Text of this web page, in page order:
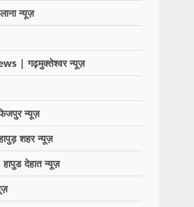
न्यूज़
| गढ़मुक्तेश्वर न्यूज़
न्यूज़
शहर न्यूज़
देहात न्यूज़